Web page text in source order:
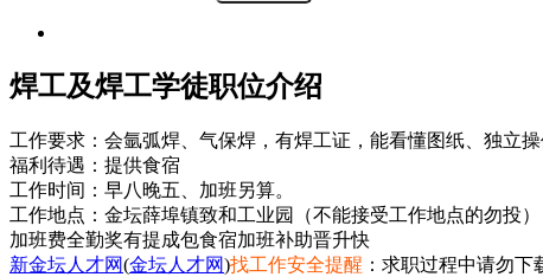
焊工及焊工学徒职位介绍
工作要求：会氩弧焊、气保焊，有焊工证，能看懂图纸、独立操
福利待遇：提供食宿
工作时间：早八晚五、加班另算。
加班费全勤奖有提成包食宿加班补助晋升快
新金坛人才网(金坛人才网)找工作安全提醒 ：求职过程中请勿